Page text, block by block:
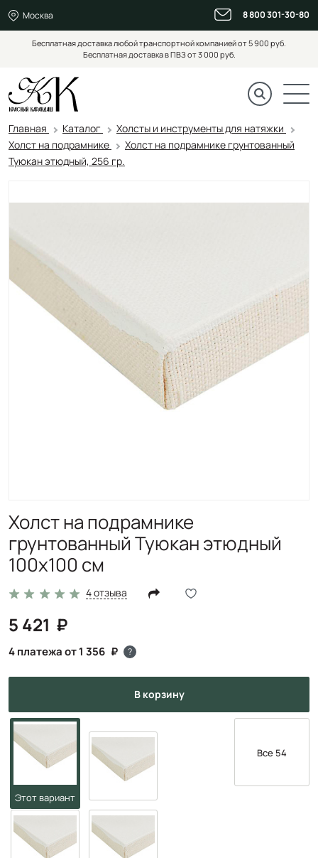
Москва 8 800 301-30-80
Бесплатная доставка любой транспортной компанией от 5 900 руб.
Бесплатная доставка в ПВЗ от 3 000 руб.
Главная Каталог
Холсты и инструменты для натяжки
Холст на подрамнике
Холст на подрамнике грунтованный
Туюкан этюдный, 256 гр.
Холст на подрамнике
грунтованный Туюкан этюдный
100x100 см
4 отзыва
5 421
4 платежа от 1 356 ?
в корзину
Все 54